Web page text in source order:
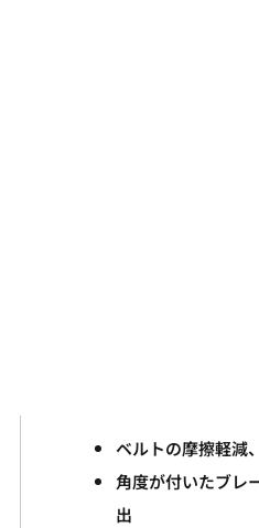
ベルトの摩擦軽減
角度が付いたブレ
出